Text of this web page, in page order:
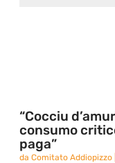
“Cocciu
consumo
paga”
daComitato Addiopizzo